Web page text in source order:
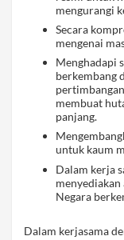
mengurangi
Secara
mengenai
Menghadapi
berkembang
membuat
panjang.
untuk kaum
Dalam kerja
Negara
Dalam kerjasama